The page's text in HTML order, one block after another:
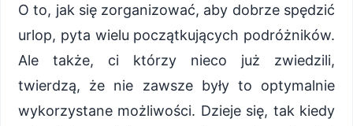
O to, jak się zorganizować, aby dobrze spędzić
urlop, pyta wielu początkujących podróżników.
Ale także, ci którzy nieco już zwiedzili,
twierdzą, że nie zawsze były to optymalnie
wykorzystane możliwości. Dzieje się, tak kiedy